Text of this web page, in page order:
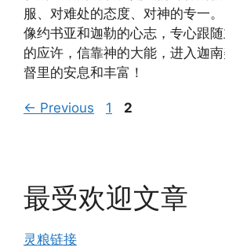
服、对难处的态度、对神的专一
像约书亚和迦勒的心志，专心跟
的应许，信靠神的大能，进入迦
督里的安息和丰富！
← Previous Page
1 Page
2
最受欢迎文章
灵粮链接